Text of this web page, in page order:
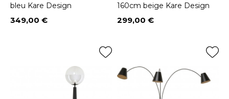
bleu Kare Design
Prix
349,00 €
160cm beige Kare Design
Prix
299,00 €